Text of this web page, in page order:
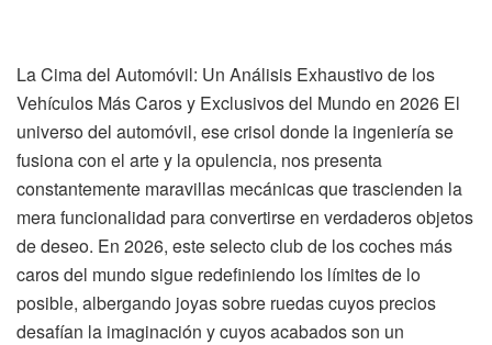
La Cima del Automóvil: Un Análisis Exhaustivo de los
Vehículos Más Caros y Exclusivos del Mundo en 2026 El
universo del automóvil, ese crisol donde la ingeniería se
fusiona con el arte y la opulencia, nos presenta
constantemente maravillas mecánicas que trascienden la
mera funcionalidad para convertirse en verdaderos objetos
de deseo. En 2026, este selecto club de los coches más
caros del mundo sigue redefiniendo los límites de lo
posible, albergando joyas sobre ruedas cuyos precios
desafían la imaginación y cuyos acabados son un